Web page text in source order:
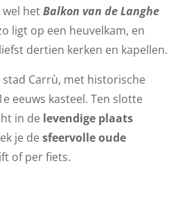
wel hetBalkon van de Langhe
ligt op een heuvelkam, en
dertien kerken en kapellen.
Carrù, met historische
eeuws kasteel. Ten slotte
in de levendige plaats
je desfeervolle oude
of per fiets.